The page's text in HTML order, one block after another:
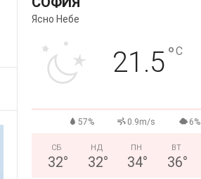
Ясно Небе
21.5°C
57% 0.9m/s 6%
СБ
32°
НД
32°
ПН
34°
ВТ
36°